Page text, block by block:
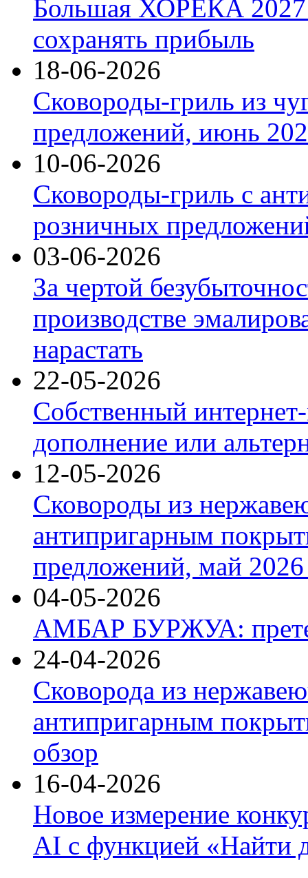
Большая ХОРЕКА 2027:
сохранять прибыль
18-06-2026
Сковороды-гриль из
предложений, июнь
10-06-2026
Сковороды-гриль с
розничных
03-06-2026
За чертой
производстве
нарастать
22-05-2026
Собственный
дополнение или
12-05-2026
Сковороды из
антипригарным
предложений, май 2026
04-05-2026
АМБАР БУРЖУА:
24-04-2026
Сковорода из
антипригарным
обзор
16-04-2026
Новое измерение
AI с функцией «Найти